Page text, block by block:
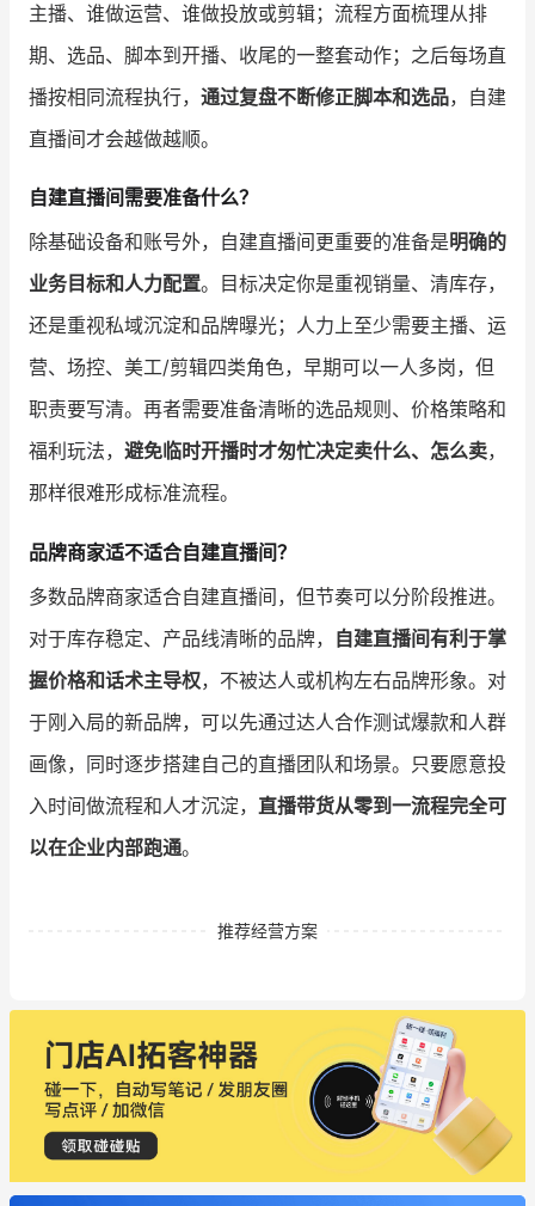
主播、谁做运营、谁做投放或剪辑；流程方面梳理从排
期、选品、脚本到开播、收尾的一整套动作；之后每场直
播按相同流程执行， 通过复盘不断修正脚本和选品，自建
直播间才会越做越顺。
自建直播间需要准备什么？
除基础设备和账号外，自建直播间更重要的准备是明确的
业务目标和人力配置。目标决定你是重视销量、清库存，
还是重视私域沉淀和品牌曝光；人力上至少需要主播、运
营、场控、美工/剪辑四类角色，早期可以一人多岗，但
职责要写清。再者需要准备清晰的选品规则、价格策略和
福利玩法， 避免临时开播时才匆忙决定卖什么、怎么卖，
那样很难形成标准流程。
品牌商家适不适合自建直播间？
多数品牌商家适合自建直播间，但节奏可以分阶段推进。
对于库存稳定、产品线清晰的品牌， 自建直播间有利于掌
握价格和话术主导权，不被达人或机构左右品牌形象。对
于刚入局的新品牌，可以先通过达人合作测试爆款和人群
画像，同时逐步搭建自己的直播团队和场景。只要愿意投
入时间做流程和人才沉淀， 直播带货从零到一流程完全可
以在企业内部跑通。
推荐经营方案